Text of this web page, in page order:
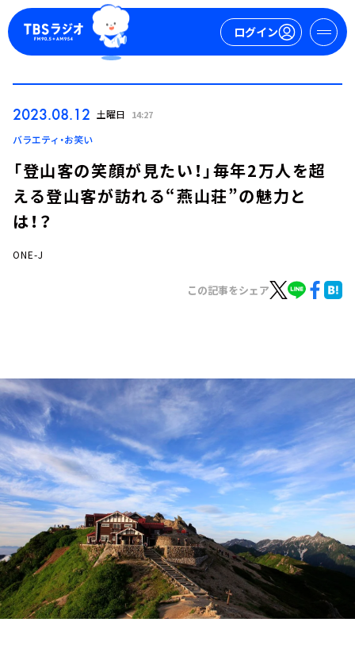
ログイン
ログイン
イベント・グッズ
YouTube
会社情報
2023.08.12 土曜日 14:27
バラエティ・お笑い
「登山客の笑顔が見たい！」毎年2万人を超
える登山客が訪れる“燕山荘”の魅力と
は！？
ONE-J
この記事をシェア